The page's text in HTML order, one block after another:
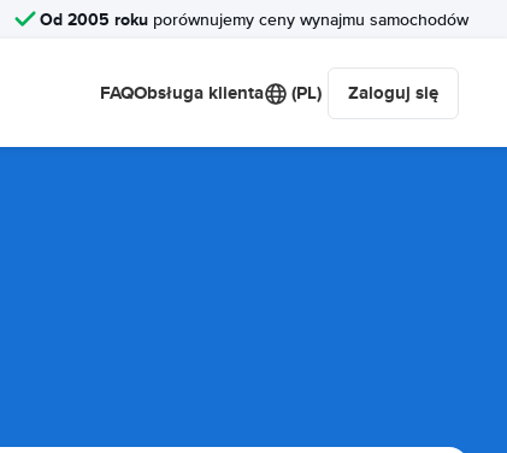
Od 2005 roku porównujemy ceny wynajmu samochodów
FAQObsługa klienta (PL) Zaloguj się